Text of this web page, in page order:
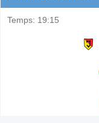
Temps: 19:15